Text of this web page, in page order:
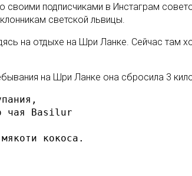
своими подписчиками в Инстаграм
светской львицы.
на отдыхе на Шри Ланке. Сейчас там
на Шри Ланке она сбросила 3
чая Basilur
кокоса.